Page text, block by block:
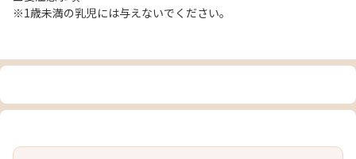
※1歳未満の乳児には与えないでください。